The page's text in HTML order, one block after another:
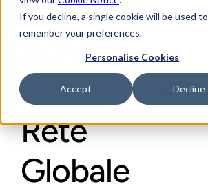
If you decline, a single cookie will be used to
remember your preferences.
Personalise Cookies
Accept Decline
Fornitori
Achilles:
Unisciti alla
Rete
Globale